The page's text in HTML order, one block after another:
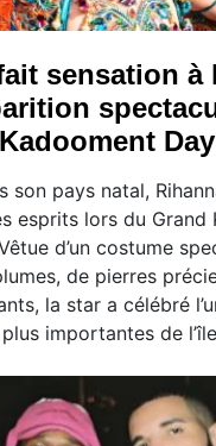
sensation à
Day
son pays natal,
esprits lors du Grand
d’un costume
de pierres
la star a célébré
importantes de